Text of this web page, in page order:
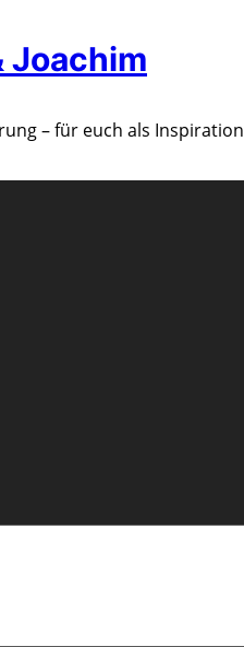
Joachim
– für euch als Inspiration